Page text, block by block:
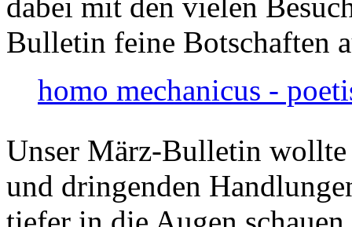
Bulletin feine Botschaften
homo mechanicus -
Unser März-Bulletin
und dringenden